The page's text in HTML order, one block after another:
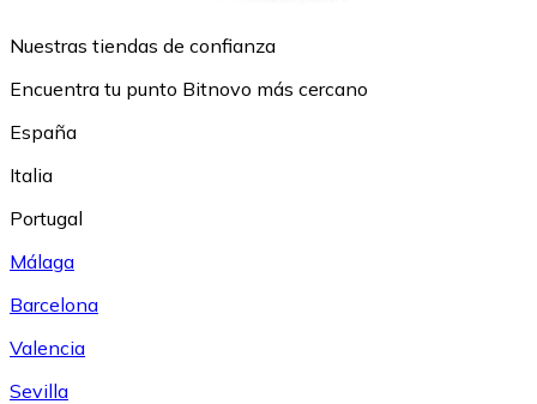
Nuestras tiendas de confianza
Encuentra tu punto Bitnovo más cercano
España
Italia
Portugal
Málaga
Barcelona
Valencia
Sevilla